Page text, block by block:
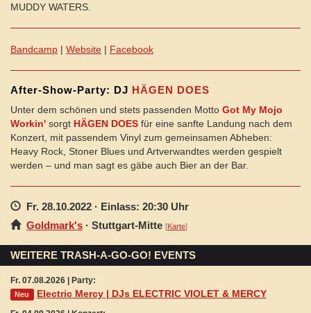
MUDDY WATERS.
Bandcamp | Website | Facebook
After-Show-Party: DJ HÄGEN DOES
Unter dem schönen und stets passenden Motto Got My Mojo
Workin' sorgt HÄGEN DOES für eine sanfte Landung nach dem
Konzert, mit passendem Vinyl zum gemeinsamen Abheben:
Heavy Rock, Stoner Blues und Artverwandtes werden gespielt
werden – und man sagt es gäbe auch Bier an der Bar.
Fr. 28.10.2022 · Einlass: 20:30 Uhr
Goldmark's · Stuttgart-Mitte [Karte]
WEITERE TRASH-A-GO-GO! EVENTS
Fr. 07.08.2026 | Party:
Neu Electric Mercy | DJs ELECTRIC VIOLET & MERCY